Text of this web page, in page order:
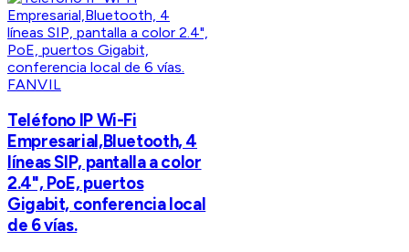
FANVIL
Teléfono IP Wi-Fi
Empresarial,Bluetooth, 4
líneas SIP, pantalla a color
2.4", PoE, puertos
Gigabit, conferencia local
de 6 vías.